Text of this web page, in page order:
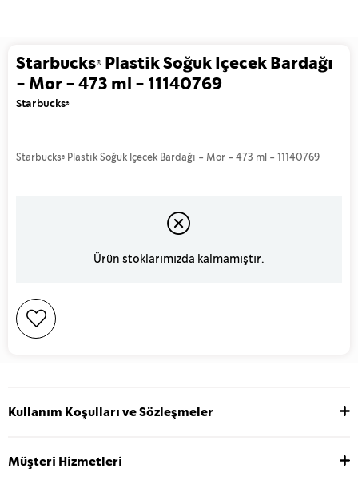
Starbucks® Plastik Soğuk Içecek Bardağı
- Mor - 473 ml - 11140769
Starbucks®
Starbucks® Plastik Soğuk Içecek Bardağı - Mor - 473 ml - 11140769
Ürün stoklarımızda kalmamıştır.
Kullanım Koşulları ve Sözleşmeler
Müşteri Hizmetleri